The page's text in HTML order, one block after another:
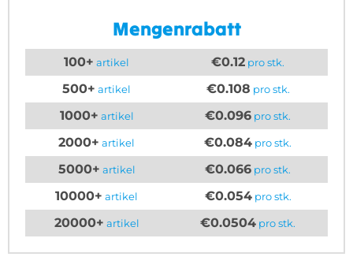
Mengenrabatt
100+ artikel €0.12 pro stk.
500+ artikel €0.108 pro stk.
1000+ artikel €0.096 pro stk.
2000+ artikel €0.084 pro stk.
5000+ artikel €0.066 pro stk.
10000+ artikel €0.054pro stk.
20000+ artikel €0.0504 pro stk.